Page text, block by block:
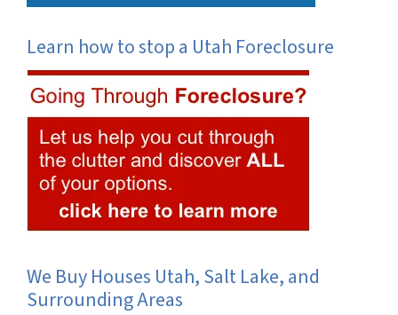
Learn how to stop a Utah Foreclosure
We Buy Houses Utah, Salt Lake, and
Surrounding Areas